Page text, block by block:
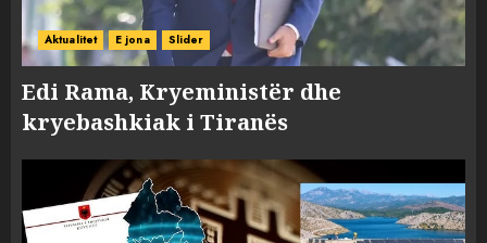
Aktualitet E jona Slider
Edi Rama, Kryeministër dhe
kryebashkiak i Tiranës